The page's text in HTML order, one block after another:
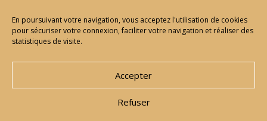
En poursuivant votre navigation, vous acceptez l'utilisation de cookies
pour sécuriser votre connexion, faciliter votre navigation et réaliser des
statistiques de visite.
Accepter
Refuser